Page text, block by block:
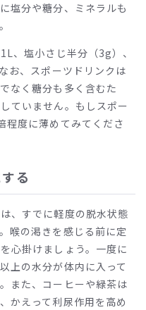
塩分や糖分、ミネラルも
、塩小さじ半分（3g）、
お、スポーツドリンクは
なく糖分も多く含むた
ていません。もしスポー
程度に薄めてみてくださ
る
、すでに軽度の脱水状態
喉の渇きを感じる前に定
心掛けましょう。一度に
上の水分が体内に入って
また、コーヒーや緑茶は
かえって利尿作用を高め